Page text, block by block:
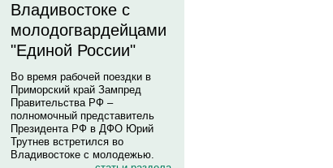
Владивостоке с
молодогвардейцами
"Единой России"
Во время рабочей поездки в
Приморский край Зампред
Правительства РФ –
полномочный представитель
Президента РФ в ДФО Юрий
Трутнев встретился во
Владивостоке с молодежью.